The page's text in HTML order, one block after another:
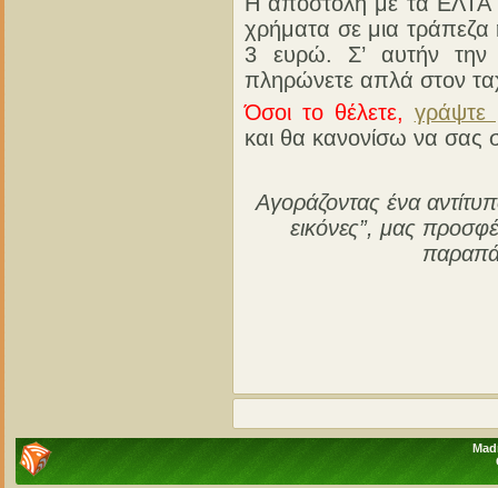
χρήματα σε μια τράπεζα
3 ευρώ. Σ’ αυτήν την
πληρώνετε απλά στον
Όσοι το θέλετε, γράψτε
και θα κανονίσω να σας
Αγοράζοντας ένα
εικόνες”, μας